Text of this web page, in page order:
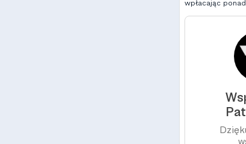
wpłacając ponad